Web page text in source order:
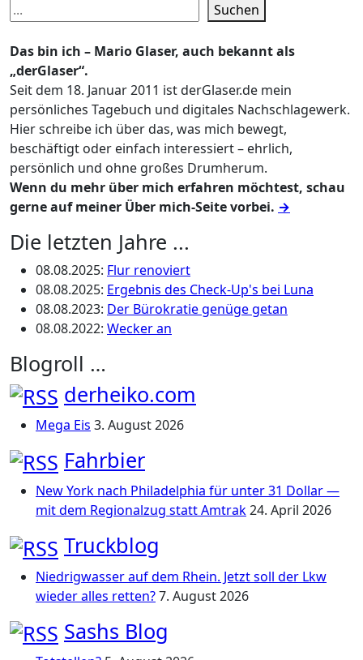
Suchen
Das bin ich – Mario Glaser, auch bekannt als
„derGlaser“.
Seit dem 18. Januar 2011 ist derGlaser.de mein
persönliches Tagebuch und digitales Nachschlagewerk.
Hier schreibe ich über das, was mich bewegt,
beschäftigt oder einfach interessiert – ehrlich,
persönlich und ohne großes Drumherum.
Wenn du mehr über mich erfahren möchtest, schau
gerne auf meiner Über mich-Seite vorbei. →
Die letzten Jahre ...
08.08.2025: Flur renoviert
08.08.2025: Ergebnis des Check-Up's bei Luna
08.08.2023: Der Bürokratie genüge getan
08.08.2022: Wecker an
Blogroll …
derheiko.com
Mega Eis 3. August 2026
Fahrbier
New York nach Philadelphia für unter 31 Dollar —
mit dem Regionalzug statt Amtrak24. April 2026
Truckblog
Niedrigwasser auf dem Rhein. Jetzt soll der Lkw
wieder alles retten?7. August 2026
Sashs Blog